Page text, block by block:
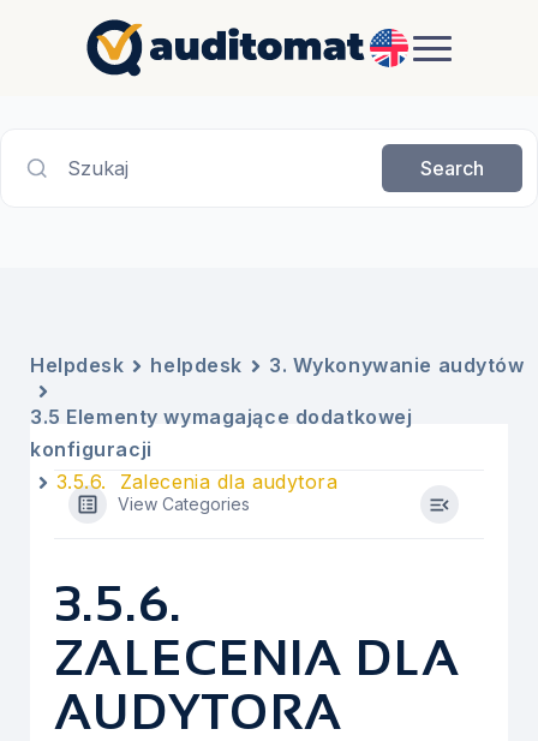
EN
Szukaj Search
Helpdesk helpdesk 3. Wykonywanie audytów
3.5 Elementy wymagające dodatkowej
konfiguracji
3.5.6. Zalecenia dla audytora
View Categories
3.5.6.
ZALECENIA DLA
AUDYTORA